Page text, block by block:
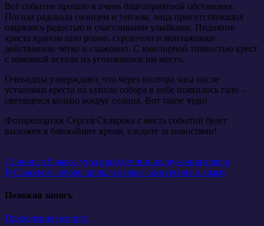
Всё событие прошло в очень благоприятной обстановке.
Погода радовала солнцем и теплом, лица присутствующих
озарялись радостью и счастливыми улыбками. Поднятие
креста краном шло ровно, строители и монтажники
действовали чётко и слаженно. С ювелирной точностью крест
с маковкой встали на уготованное им место.
Очевидцы утверждают, что через полтора часа после
установки креста на куполе собора в небе появилось гало –
светящееся кольцо вокруг солнца. Вот такое чудо!
Фоторепортаж Сергея Склярова с места событий будет
выложен в ближайшее время, следите за новостями!
Навигация
по
записям
13 июня в 9 часов утра пройдет чин водружения креста
В Спасском соборе прошла первая экскурсия по храму
Похожая запись
Приходские новости